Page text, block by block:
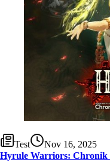
Test
Nov 16, 2025
Hyrule Warriors: Chronik